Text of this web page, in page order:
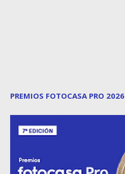
PREMIOS FOTOCASA PRO 2026